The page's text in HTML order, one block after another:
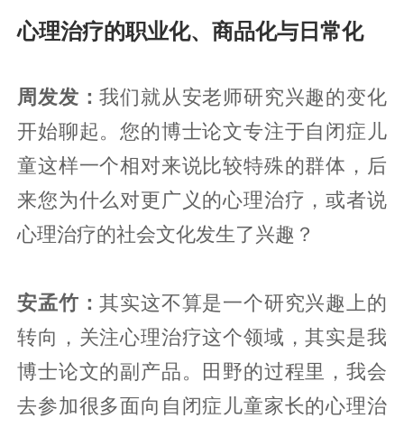
心理治疗的职业化、商品化与日常化
周发发：我们就从安老师研究兴趣的变化
开始聊起。您的博士论文专注于自闭症儿
童这样一个相对来说比较特殊的群体，后
来您为什么对更广义的心理治疗，或者说
心理治疗的社会文化发生了兴趣？
安孟竹：其实这不算是一个研究兴趣上的
转向，关注心理治疗这个领域，其实是我
博士论文的副产品。田野的过程里，我会
去参加很多面向自闭症儿童家长的心理治